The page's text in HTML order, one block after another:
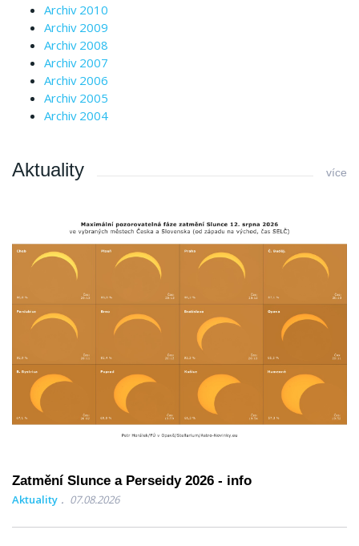
Archiv 2010
Archiv 2009
Archiv 2008
Archiv 2007
Archiv 2006
Archiv 2005
Archiv 2004
Aktuality více
Zatmění Slunce a Perseidy 2026 - info
Aktuality 07.08.2026